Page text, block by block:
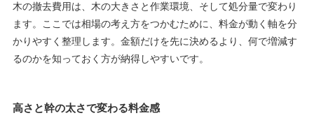
木の撤去費用は、木の大きさと作業環境、そして処分量で変わり
ます。ここでは相場の考え方をつかむために、料金が動く軸を分
かりやすく整理します。金額だけを先に決めるより、何で増減す
るのかを知っておく方が納得しやすいです。
高さと幹の太さで変わる料金感